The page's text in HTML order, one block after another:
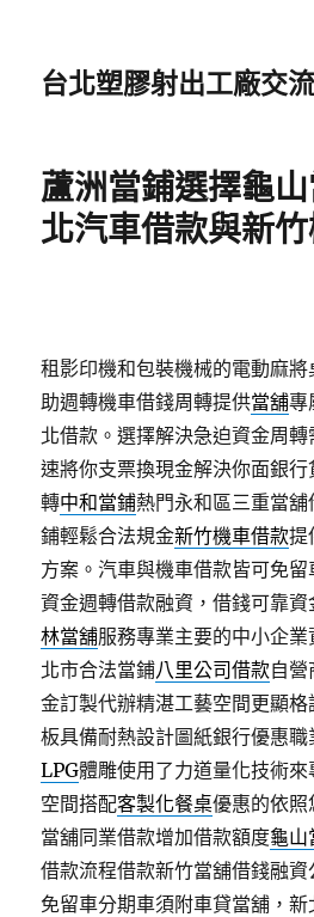
台北塑膠射出工廠交
蘆洲當鋪選擇龜
北汽車借款與新
租影印機和包裝機械的電動麻
助週轉機車借錢周轉提供當舖專
北借款。選擇解決急迫資金周轉
速將你支票換現金解決你面銀
轉中和當鋪熱門永和區三重當
鋪輕鬆合法規金新竹機車借款提
方案。汽車與機車借款皆可免留
資金週轉借款融資，借錢可靠
林當舖服務專業主要的中小企
北市合法當鋪八里公司借款自
金訂製代辦精湛工藝空間更顯格
板具備耐熱設計圖紙銀行優惠
LPG體雕使用了力道量化技術
空間搭配客製化餐桌優惠的依照
當舖同業借款增加借款額度龜山
借款流程借款新竹當舖借錢融
免留車分期車須附車貸當舖，